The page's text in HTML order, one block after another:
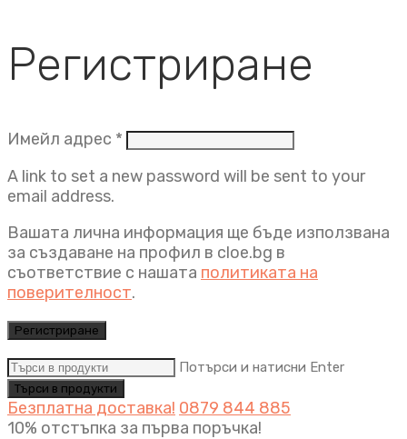
Регистриране
Имейл адрес * Задължително
A link to set a new password will be sent to your
email address.
Вашата лична информация ще бъде използвана
за създаване на профил в cloe.bg в
съответствие с нашата политиката на
поверителност.
Регистриране
Потърси и натисни Enter
Безплатна доставка! 0879 844 885
10% отстъпка за първа поръчка!